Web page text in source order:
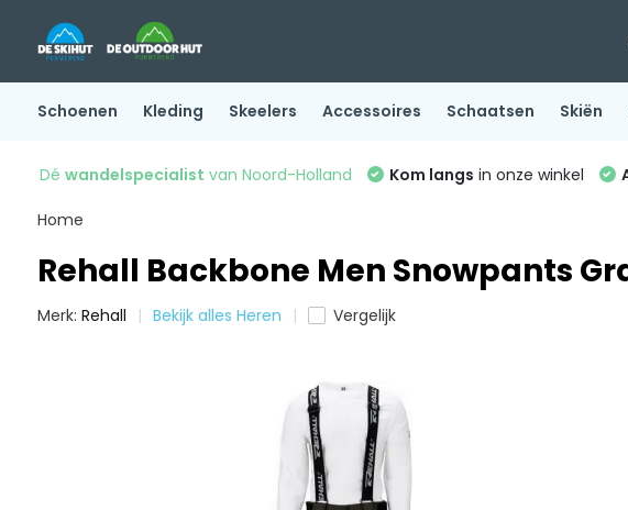
Schoenen Kleding Skeelers Accessoires Schaatsen Skiën
Dé wandelspecialist van Noord-Holland Kom langs in onze winkel
Home
Rehall Backbone Men Snowpants
Merk: Rehall Bekijk alles Heren Vergelijk